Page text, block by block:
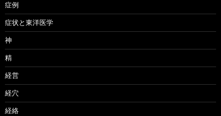
症例
症状と東洋医学
神
精
経営
経穴
経絡